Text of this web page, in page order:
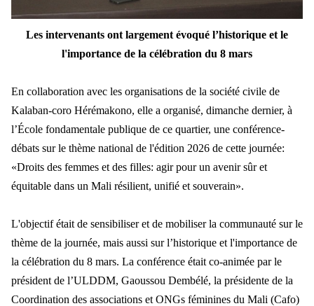
Les intervenants ont largement évoqué l’historique et le
l'importance de la célébration du 8 mars
En collaboration avec les organisations de la société civile de
Kalaban-coro Hérémakono, elle a organisé, dimanche dernier, à
l’École fondamentale publique de ce quartier, une conférence-
débats sur le thème national de l'édition 2026 de cette journée:
«Droits des femmes et des filles: agir pour un avenir sûr et
équitable dans un Mali résilient, unifié et souverain».
L'objectif était de sensibiliser et de mobiliser la communauté sur le
thème de la journée, mais aussi sur l’historique et l'importance de
la célébration du 8 mars. La conférence était co-animée par le
président de l’ULDDM, Gaoussou Dembélé, la présidente de la
Coordination des associations et ONGs féminines du Mali (Cafo)